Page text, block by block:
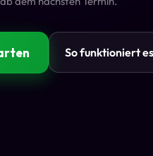
So funktioniert es